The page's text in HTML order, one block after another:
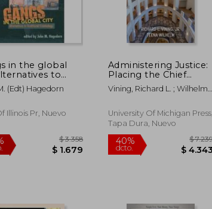
in the global
to
criminology
(edt) Hagedorn
Illinois Pr, Nuevo
Administering Justice:
Placing the Chief
Justice in American
State Politics (en
Vining, Richard L. ; Wilhelm,
University Of Michigan Press,
Tapa Dura, Nuevo